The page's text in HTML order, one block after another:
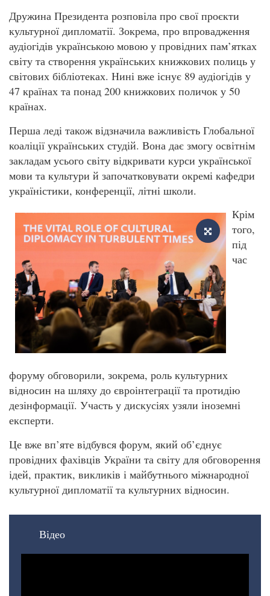
Дружина Президента розповіла про свої проєкти
культурної дипломатії. Зокрема, про впровадження
аудіогідів українською мовою у провідних пам’ятках
світу та створення українських книжкових полиць у
світових бібліотеках. Нині вже існує 89 аудіогідів у
47 країнах та понад 200 книжкових поличок у 50
країнах.
Перша леді також відзначила важливість Глобальної
коаліції українських студій. Вона дає змогу освітнім
закладам усього світу відкривати курси української
мови та культури й започатковувати окремі кафедри
україністики, конференції, літні школи.
Крім
того,
під
час
форуму обговорили, зокрема, роль культурних
відносин на шляху до євроінтеграції та протидію
дезінформації. Участь у дискусіях узяли іноземні
експерти.
Це вже вп’яте відбувся форум, який об’єднує
провідних фахівців України та світу для обговорення
ідей, практик, викликів і майбутнього міжнародної
культурної дипломатії та культурних відносин.
Відео